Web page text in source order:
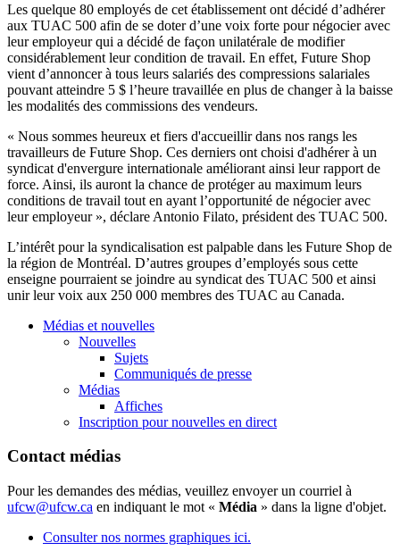
Les quelque 80 employés de cet établissement ont décidé d’adhérer
aux TUAC 500 afin de se doterd’une voix forte pournégocier avec
leur employeurqui a décidé de façon unilatérale de modifier
considérablement leurcondition de travail. En effet, Future Shop
vient d’annoncer à tous leurs salariés des compressions salariales
pouvant atteindre 5 $ l’heure travaillée en plus de changerà la baisse
les modalités des commissions des vendeurs.
« Nous sommes heureux et fiers d'accueillir dans nos rangs les
travailleurs de Future Shop. Ces derniers ont choisi d'adhérer à un
syndicat d'envergure internationale améliorant ainsi leurrapport de
force. Ainsi, ils auront la chance de protégerau maximum leurs
conditions de travail tout en ayant l’opportunité de négocier avec
leur employeur», déclare Antonio Filato, président des TUAC 500.
L’intérêt pour la syndicalisation est palpable dans les Future Shop de
la région de Montréal. D’autres groupes d’employés sous cette
enseigne pourraient se joindre au syndicat des TUAC 500 et ainsi
unir leur voix aux 250 000 membres des TUAC au Canada.
Médias et nouvelles
Nouvelles
Sujets
Communiqués de presse
Médias
Affiches
Inscription pour nouvelles en direct
Contact médias
Pour les demandes des médias, veuillez envoyer un courriel à
ufcw@ufcw.ca en indiquant le mot « Média » dans la ligne d'objet.
Consulter nos normes graphiques ici.